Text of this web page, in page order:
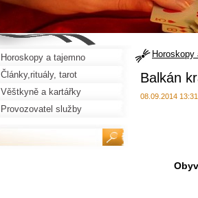
Horoskopy
Balkán
08.09.2014 13:31
Horoskopy a tajemno
Články,rituály, tarot
Věštkyně a kartářky
Provozovatel služby